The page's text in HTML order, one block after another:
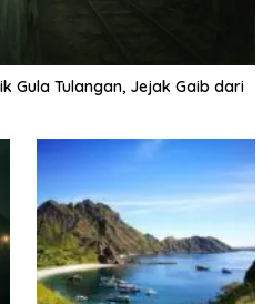
Gula Tulangan, Jejak Gaib dari